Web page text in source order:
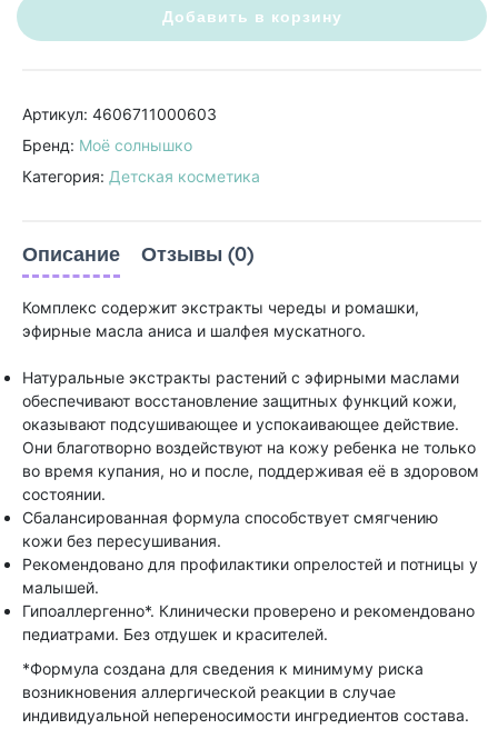
Добавить в корзину
Артикул: 4606711000603
Бренд: Моё солнышко
Категория: Детская косметика
Описание Отзывы (0)
Комплекс содержит экстракты череды и ромашки,
эфирные масла аниса и шалфея мускатного.
Натуральные экстракты растений с эфирными маслами
обеспечивают восстановление защитных функций кожи,
оказывают подсушивающее и успокаивающее действие.
Они благотворно воздействуют на кожу ребенка не только
во время купания, но и после, поддерживая её в здоровом
состоянии.
Сбалансированная формула способствует смягчению
кожи без пересушивания.
Рекомендовано для профилактики опрелостей и потницы у
малышей.
Гипоаллергенно*. Клинически проверено и рекомендовано
педиатрами. Без отдушек и красителей.
*Формула создана для сведения к минимуму риска
возникновения аллергической реакции в случае
индивидуальной непереносимости ингредиентов состава.